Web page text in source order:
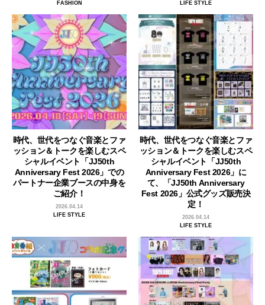
FASHION
LIFE STYLE
時代、世代をつなぐ音楽とファ
ッション＆トークを楽しむスペ
シャルイベント「JJ50th
Anniversary Fest 2026」での
パートナー企業ブースの中身を
ご紹介！
2026.04.14
LIFE STYLE
時代、世代をつなぐ音楽とファ
ッション＆トークを楽しむスペ
シャルイベント「JJ50th
Anniversary Fest 2026」に
て、「JJ50th Anniversary
Fest 2026」公式グッズ販売決
定！
2026.04.14
LIFE STYLE